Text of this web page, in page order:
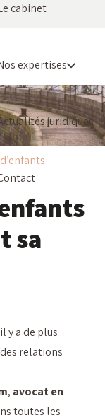
cabinet
expertises
juridiques
sa
y a de plus
relations
, avocat en
toutes les